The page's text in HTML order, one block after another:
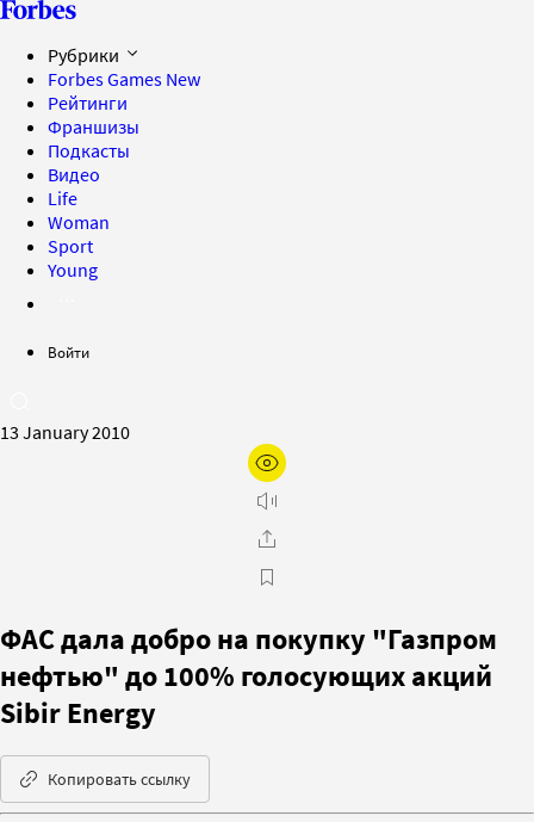
Рубрики
Forbes Games New
Рейтинги
Франшизы
Подкасты
Видео
Life
Woman
Sport
Young
Войти
13 January 2010
ФАС дала добро на покупку "Газпром
нефтью" до 100% голосующих акций
Sibir Energy
Копировать ссылку